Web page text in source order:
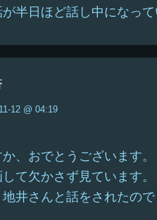
半日ほど話し中になっ
12 @ 04:19
、おでとうございます。
て欠かさず見ています。
井さんと話をされたので